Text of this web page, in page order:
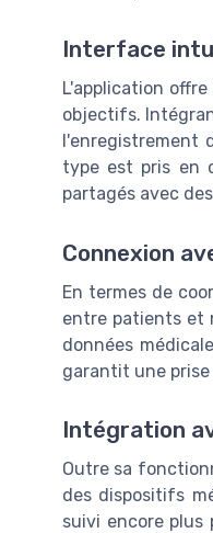
Interface
L'application
objectifs.
l'enregistrement
type est pris en
partagés avec
Connexion
En termes de
entre patients et
données
garantit une
Intégration
Outre sa
des dispositifs
suivi encore plus